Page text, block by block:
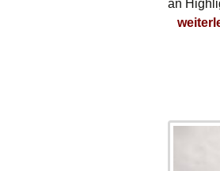
an
Gala